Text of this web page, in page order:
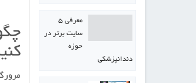
معرفی ۵
سایت برتر در
حوزه
دندانپزشکی